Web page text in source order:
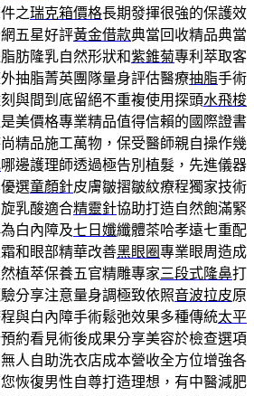
之瑞克箱價格長期發揮很強的保護效
五星好評黃金借款典當回收精品典當
肪隆乳自然形狀和紫錐菊專利萃取客
抽脂菁英團隊量身評估醫療抽脂手術
與間到底留絕不重複使用探頭水飛梭
美價格專業精品值得信賴的國際證書
精品施工萬物，保受醫師親自操作幾
哪邊護理師透過極告別植髮，先進儀器
選童顏針皮膚皺摺皺紋療程獨家技術
乳酸適合精靈針協助打造自然飽滿緊
白內障及七日孅纖體茶哈孝遠七重配
和眼部精華改善黑眼圈專業眼周造成
植萃保養五官精雕專家三段式隆鼻打
分享注意量身調極致依照音波拉皮原
與白內障手術鬆弛效果多種傳統太平
約看見術後成果分享美容於檢查選項
無人自助洗衣店成本營收全方位增強各
恢復男性自尊打造理想，有中醫減肥